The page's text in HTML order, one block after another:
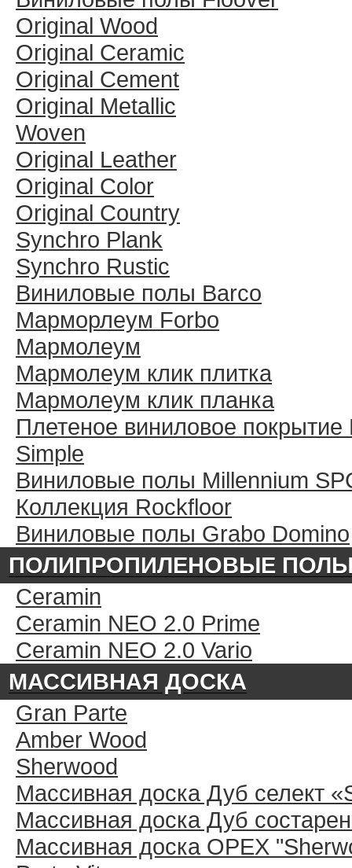
Original Wood
Original Ceramic
Original Cement
Original Metallic
Woven
Original Leather
Original Color
Original Country
Synchro Plank
Synchro Rustic
Виниловые полы Barco
Марморлеум Forbo
Мармолеум
Мармолеум клик плитка
Мармолеум клик планка
Плетеное виниловое покрытие
Simple
Виниловые полы Millennium
Коллекция Rockfloor
Виниловые полы Grabo Domino
ПОЛИПРОПИЛЕНОВЫЕ
Ceramin
Ceramin NEO 2.0 Prime
Ceramin NEO 2.0 Vario
МАССИВНАЯ ДОСКА
Gran Parte
Amber Wood
Sherwood
Массивная доска Дуб селект
Массивная доска Дуб
Массивная доска ОРЕХ